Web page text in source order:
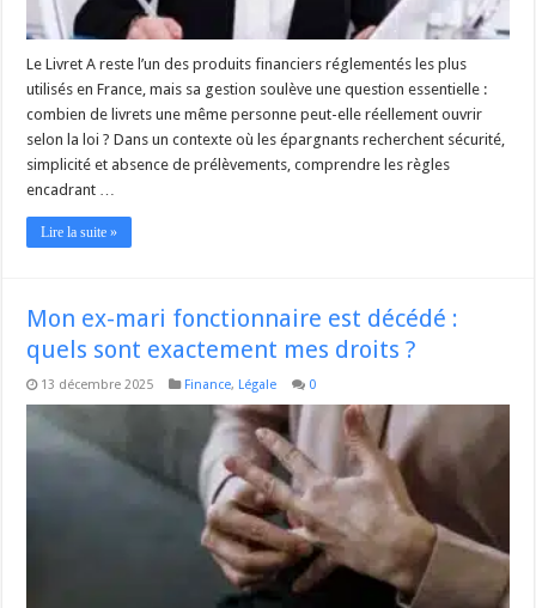
Le Livret A reste l’un des produits financiers réglementés les plus
utilisés en France, mais sa gestion soulève une question essentielle :
combien de livrets une même personne peut-elle réellement ouvrir
selon la loi ? Dans un contexte où les épargnants recherchent sécurité,
simplicité et absence de prélèvements, comprendre les règles
encadrant …
Lire la suite »
Mon ex-mari fonctionnaire est décédé :
quels sont exactement mes droits ?
13 décembre 2025 Finance, Légale 0